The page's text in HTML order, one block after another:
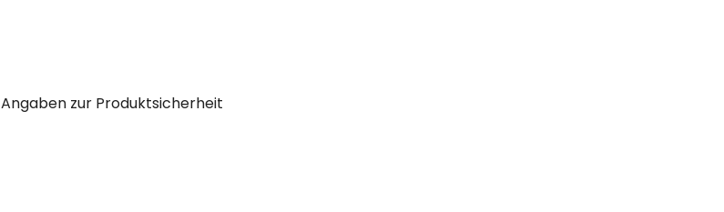
Angaben zur Produktsicherheit